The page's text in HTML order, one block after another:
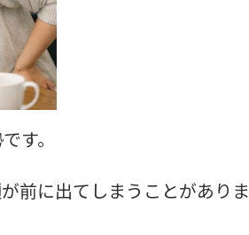
す。
前に出てしまうことがありま